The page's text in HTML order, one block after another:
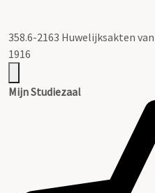
358.6-2163 Huwelijksakten
1916
Mijn Studiezaal